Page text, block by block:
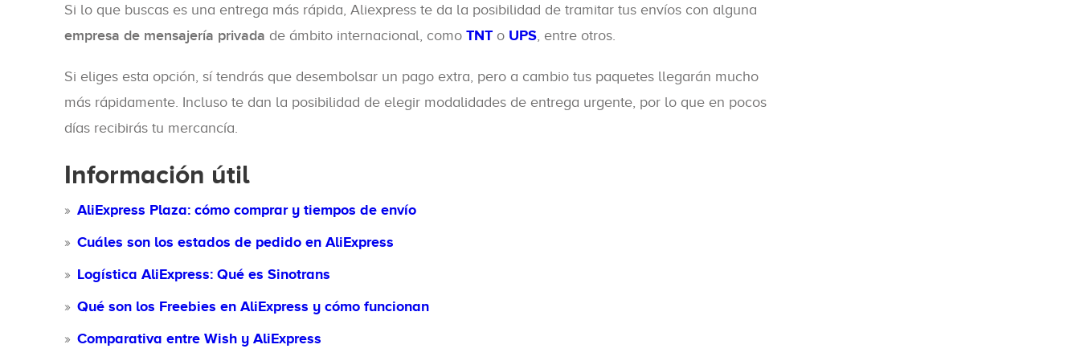
Si lo que buscas es una entrega más rápida, Aliexpress te da la posibilidad de tramitar tus envíos con alguna
empresa de mensajería privada de ámbito internacional, como TNT o UPS , entre otros.
Si eliges esta opción, sí tendrás que desembolsar un pago extra, pero a cambio tus paquetes llegarán mucho
más rápidamente. Incluso te dan la posibilidad de elegir modalidades de entrega urgente, por lo que en pocos
días recibirás tu mercancía.
Información útil
AliExpress Plaza: cómo comprar y tiempos de envío
Cuáles son los estados de pedido en AliExpress
Logística AliExpress: Qué es Sinotrans
Qué son los Freebies en AliExpress y cómo funcionan
Comparativa entre Wish y AliExpress